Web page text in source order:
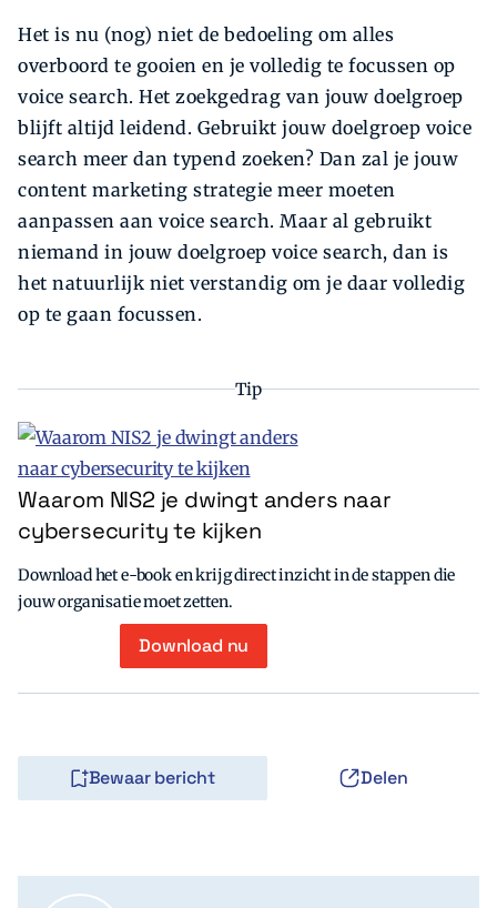
Het is nu (nog) niet de bedoeling om alles
overboord te gooien en je volledig te focussen op
voice search. Het zoekgedrag van jouw doelgroep
blijft altijd leidend. Gebruikt jouw doelgroep voice
search meer dan typend zoeken? Dan zal je jouw
content marketing strategie meer moeten
aanpassen aan voice search. Maar al gebruikt
niemand in jouw doelgroep voice search, dan is
het natuurlijk niet verstandig om je daar volledig
op te gaan focussen.
Tip
Waarom NIS2 je dwingt anders naar
cybersecurity te kijken
Download het e-book en krijg direct inzicht in de stappen die
jouw organisatie moet zetten.
Download nu
Bewaar bericht Delen